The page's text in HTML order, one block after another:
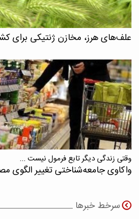
علف‌های هرز، مخازن ژنتیکی برای
وقتی زندگی دیگر تابع فرمول نیست ...
واکاوی جامعه‌شناختی تغییر الگوی مصرف
سرخط خبرها